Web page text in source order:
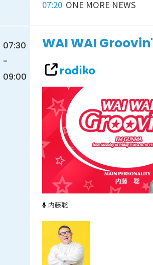
07:20 ONE MORE NEWS
07:30
-
09:00
WAI WAI Groovin'
内藤聡